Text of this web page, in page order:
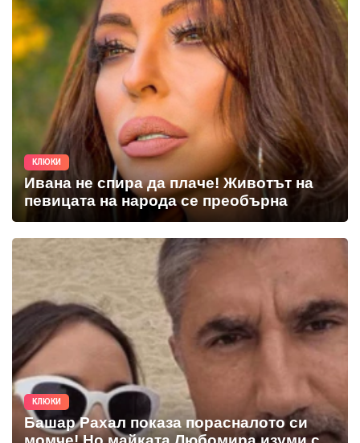
КЛЮКИ
Ивана не спира да плаче! Животът на
певицата на народа се преобърна
КЛЮКИ
Башар Рахал показа порасналото си